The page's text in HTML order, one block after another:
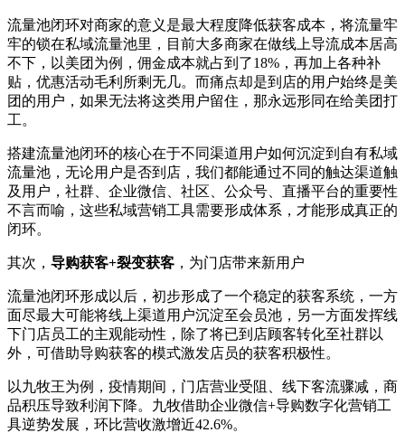
流量池闭环对商家的意义是最大程度降低获客成本，将流量牢
牢的锁在私域流量池里，目前大多商家在做线上导流成本居高
不下，以美团为例，佣金成本就占到了18%，再加上各种补
贴，优惠活动毛利所剩无几。而痛点却是到店的用户始终是美
团的用户，如果无法将这类用户留住，那永远形同在给美团打
工。
搭建流量池闭环的核心在于不同渠道用户如何沉淀到自有私域
流量池，无论用户是否到店，我们都能通过不同的触达渠道触
及用户，社群、企业微信、社区、公众号、直播平台的重要性
不言而喻，这些私域营销工具需要形成体系，才能形成真正的
闭环。
其次， 导购获客+裂变获客 ，为门店带来新用户
流量池闭环形成以后，初步形成了一个稳定的获客系统，一方
面尽最大可能将线上渠道用户沉淀至会员池，另一方面发挥线
下门店员工的主观能动性，除了将已到店顾客转化至社群以
外，可借助导购获客的模式激发店员的获客积极性。
以九牧王为例，疫情期间，门店营业受阻、线下客流骤减，商
品积压导致利润下降。九牧借助企业微信+导购数字化营销工
具逆势发展，环比营收激增近42.6%。